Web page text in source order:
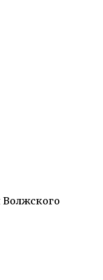
Волжского